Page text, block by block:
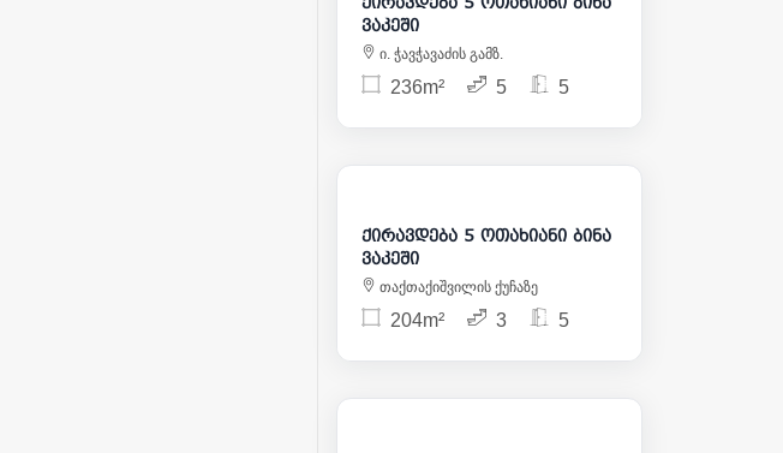
ვაკეში
ი. ჭავჭავაძის გამზ.
236m² 5 5
1 500
ქირავდება 5 ოთახიანი ბინა
ვაკეში
თაქთაქიშვილის ქუჩაზე
204m² 3 5
2 000